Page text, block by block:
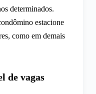
determinados.
estacione
como em demais
de vagas